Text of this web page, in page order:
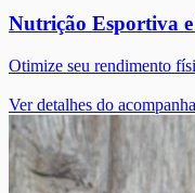
Nutrição Esportiva
Otimize seu rendimento
Ver detalhes do